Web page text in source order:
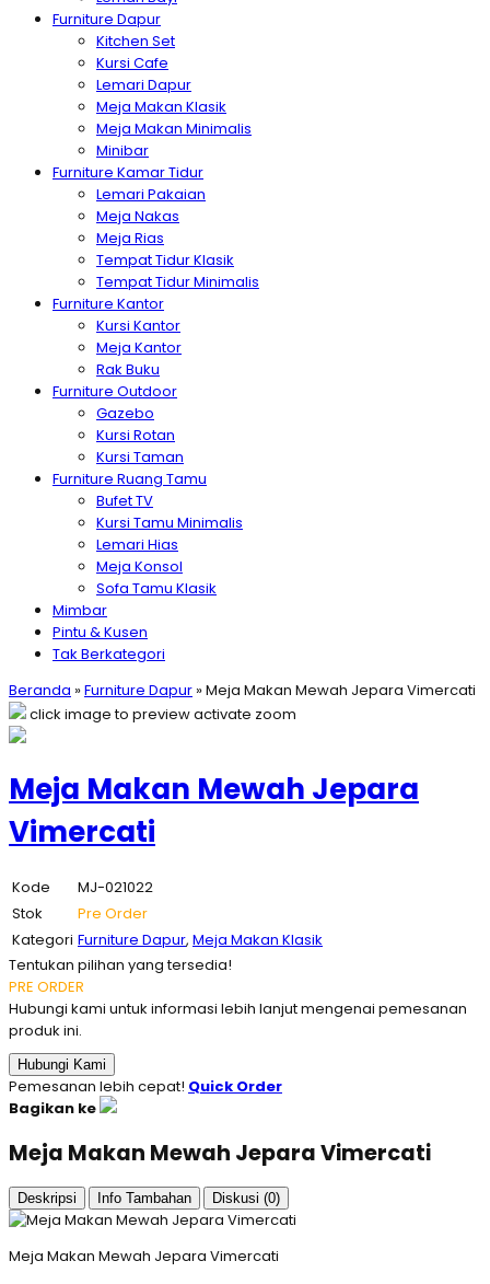
Furniture Dapur
Kitchen Set
Kursi Cafe
Lemari Dapur
Meja Makan Klasik
Meja Makan Minimalis
Minibar
Furniture Kamar Tidur
Lemari Pakaian
Meja Nakas
Meja Rias
Tempat Tidur Klasik
Tempat Tidur Minimalis
Furniture Kantor
Kursi Kantor
Meja Kantor
Rak Buku
Furniture Outdoor
Gazebo
Kursi Rotan
Kursi Taman
Furniture Ruang Tamu
Bufet TV
Kursi Tamu Minimalis
Lemari Hias
Meja Konsol
Sofa Tamu Klasik
Mimbar
Pintu & Kusen
Tak Berkategori
Beranda »Furniture Dapur »Meja Makan Mewah Jepara Vimercati
click image to previewactivate zoom
Meja Makan Mewah Jepara
Vimercati
Kode
MJ-021022
Stok
Pre Order
Kategori Furniture Dapur, Meja Makan Klasik
Tentukan pilihan yang tersedia!
PRE ORDER
Hubungi kami untuk informasi lebih lanjut mengenai pemesanan
produk ini.
Hubungi Kami
Pemesanan lebih cepat! Quick Order
Bagikan ke
Meja Makan Mewah Jepara Vimercati
Deskripsi Info Tambahan Diskusi (0)
Meja Makan Mewah Jepara Vimercati